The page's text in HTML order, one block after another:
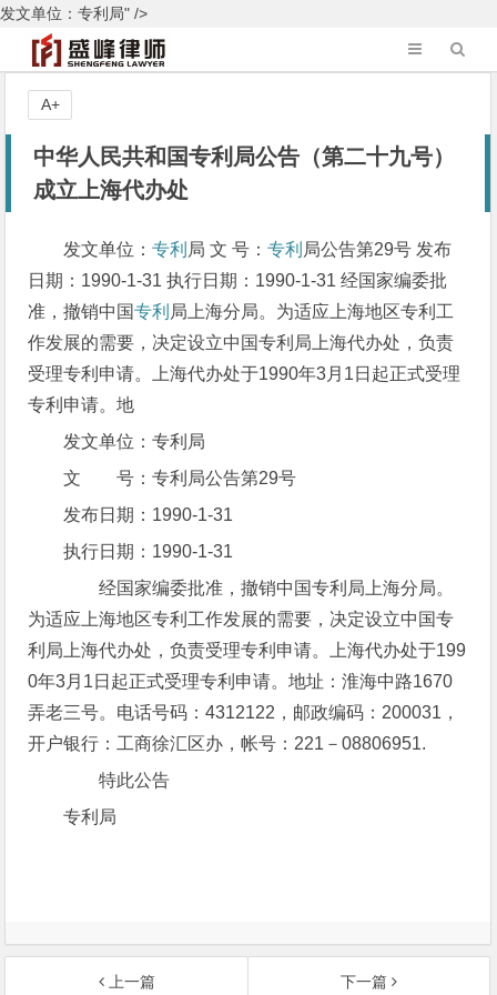
发文单位：专利局" />
中华人民共和国专利局公告（第二十九号）
成立上海代办处
发文单位：专利 局 文 号：专利 局公告第29号 发布
日期：1990-1-31 执行日期：1990-1-31 经国家编委批
准，撤销中国专利 局上海分局。为适应上海地区专利工
作发展的需要，决定设立中国专利局上海代办处，负责
受理专利申请。上海代办处于1990年3月1日起正式受理
专利申请。地
发文单位：专利局
文 号：专利局公告第29号
发布日期：1990-1-31
执行日期：1990-1-31
经国家编委批准，撤销中国专利局上海分局。
为适应上海地区专利工作发展的需要，决定设立中国专
利局上海代办处，负责受理专利申请。上海代办处于199
0年3月1日起正式受理专利申请。地址：淮海中路1670
弄老三号。电话号码：4312122，邮政编码：200031，
开户银行：工商徐汇区办，帐号：221－08806951.
特此公告
专利局
A+
上一篇 下一篇